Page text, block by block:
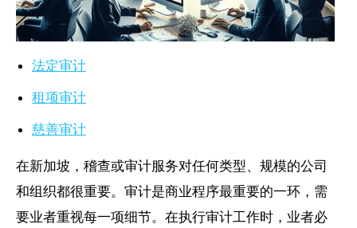
法定审计
租项审计
慈善审计
在新加坡，稽查或审计服务对任何类型、规模的公司
和组织都很重要。审计是商业程序最重要的一环，需
要业者重视每一项细节。在执行审计工作时，业者必